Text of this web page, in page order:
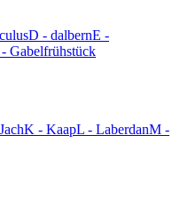
D - dalbernE -
Gabelfrühstück
K - KaapL - LaberdanM -